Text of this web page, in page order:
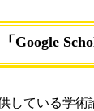
「Google
している学術